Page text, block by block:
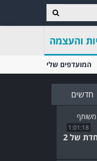
והעצמה
המועדפים שלי
חדשים
1:01:18
לזכרו של מתי כספי ז"ל: צפו בהופעה מיוחדת של 2